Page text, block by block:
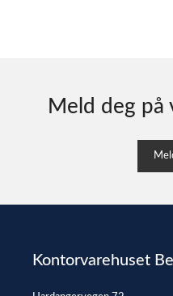
Meld deg på
Kontorvarehuset